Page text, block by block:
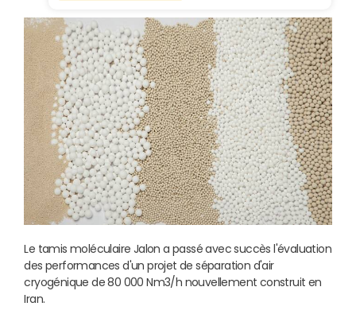
Le tamis moléculaire Jalon a passé avec succès l'évaluation
des performances d'un projet de séparation d'air
cryogénique de 80 000 Nm3/h nouvellement construit en
Iran.